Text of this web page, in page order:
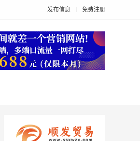
发布信息 免费注册